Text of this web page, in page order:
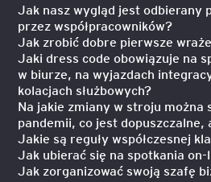
Jak nasz wygląd jest odbierany
przez współpracowników?
Jak zrobić dobre pierwsze
Jaki dress code obowiązuje na
w biurze, na wyjazdach
kolacjach służbowych?
Na jakie zmiany w stroju można
pandemii, co jest dopuszczalne,
Jakie są reguły współczesnej
Jak ubierać się na spotkania on-
Jak zorganizować swoją szafę